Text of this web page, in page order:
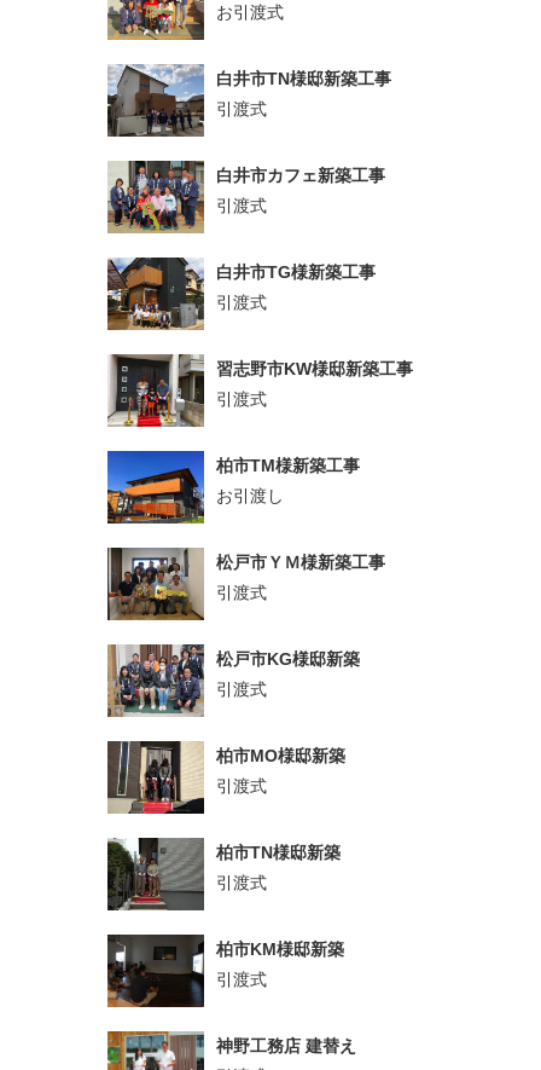
お引渡式
白井市TN様邸新築工事
引渡式
白井市カフェ新築工事
引渡式
白井市TG様新築工事
引渡式
習志野市KW様邸新築工事
引渡式
柏市TM様新築工事
お引渡し
松戸市ＹＭ様新築工事
引渡式
松戸市KG様邸新築
引渡式
柏市MO様邸新築
引渡式
柏市TN様邸新築
引渡式
柏市KM様邸新築
引渡式
神野工務店 建替え